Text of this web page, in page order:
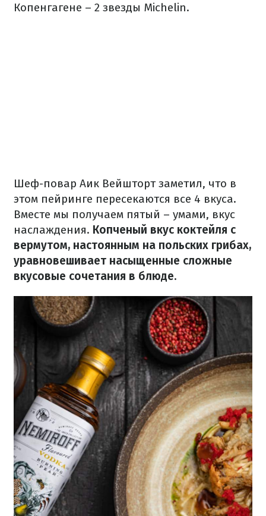
Копенгагене – 2 звезды Michelin.
Шеф-повар Аик Вейшторт заметил, что в
этом пейринге пересекаются все 4 вкуса.
Вместе мы получаем пятый – умами, вкус
наслаждения. Копченый вкус коктейля с
вермутом, настоянным на польских грибах,
уравновешивает насыщенные сложные
вкусовые сочетания в блюде.